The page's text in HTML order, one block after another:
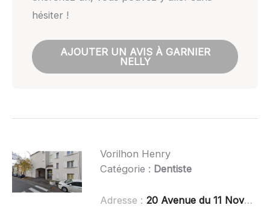
hésiter !
AJOUTER UN AVIS À GARNIER
NELLY
Vorilhon Henry
Catégorie : Dentiste
Adresse : 20 Avenue du 11 Novembre, 63600 Ambert